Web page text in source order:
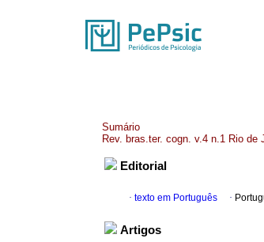
Sumário
Rev. bras.ter. cogn. v.4 n.1 Rio de
Editorial
· texto em Português ·
Artigos